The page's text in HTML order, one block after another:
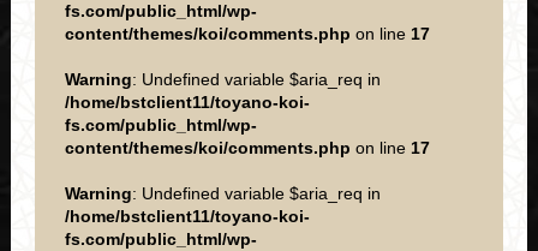
fs.com/public_html/wp-
content/themes/koi/comments.php on line 17
Warning: Undefined variable $aria_req in
/home/bstclient11/toyano-koi-
fs.com/public_html/wp-
content/themes/koi/comments.php on line 17
Warning: Undefined variable $aria_req in
/home/bstclient11/toyano-koi-
fs.com/public_html/wp-